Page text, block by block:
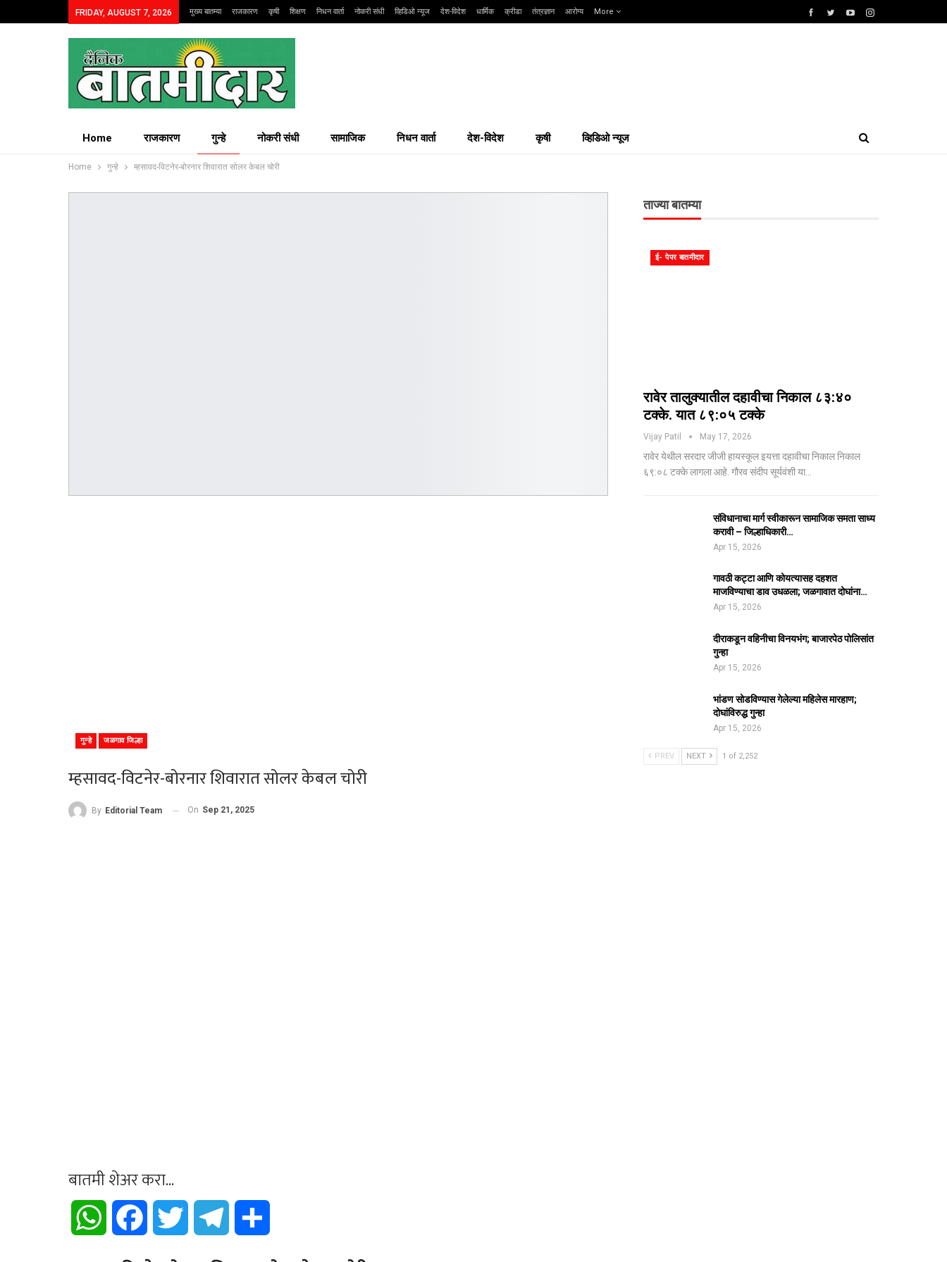
FRIDAY, AUGUST 7, 2026 मुख्य बातम्या राजकारण कृषी शिक्षण निधन वार्ता नोकरी संधी व्हिडिओ न्यूज देश-विदेश धार्मिक क्रीडा तंत्रज्ञान आरोग्य More
Home राजकारण गुन्हे नोकरी संधी सामाजिक निधन वार्ता देश-विदेश कृषी व्हिडिओ न्यूज
Home गुन्हे म्हसावद-विटनेर-बोरनार शिवारात सोलर केबल चोरी
गुन्हे जळगाव जिल्हा
म्हसावद-विटनेर-बोरनार शिवारात सोलर केबल चोरी
By Editorial Team On Sep 21, 2025
बातमी शेअर करा...
WhatsApp Facebook Twitter Telegram
ताज्या बातम्या
ई- पेपर बातमीदार
रावेर तालुक्यातील दहावीचा निकाल ८३:४०
टक्के. यात ८९:०५ टक्के
Vijay Patil May 17, 2026
रावेर येथील सरदार जीजी हायस्कूल इयत्ता दहावीचा निकाल निकाल
६९:०८ टक्के लागला आहे. गौरव संदीप सूर्यवंशी या…
संविधानाचा मार्ग स्वीकारून सामाजिक समता साध्य
करावी – जिल्हाधिकारी…
Apr 15, 2026
गावठी कट्टा आणि कोयत्यासह दहशत
माजविण्याचा डाव उधळला; जळगावात दोघांना…
Apr 15, 2026
दीराकडून वहिनीचा विनयभंग; बाजारपेठ पोलिसांत
गुन्हा
Apr 15, 2026
भांडण सोडविण्यास गेलेल्या महिलेस मारहाण;
दोघांविरुद्ध गुन्हा
Apr 15, 2026
PREV NEXT 1 of 2,252